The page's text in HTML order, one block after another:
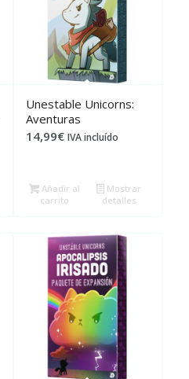
Unestable Unicorns:
Aventuras
14,99€ IVA incluído
Añadir al
carrito
Mostrar
detalles